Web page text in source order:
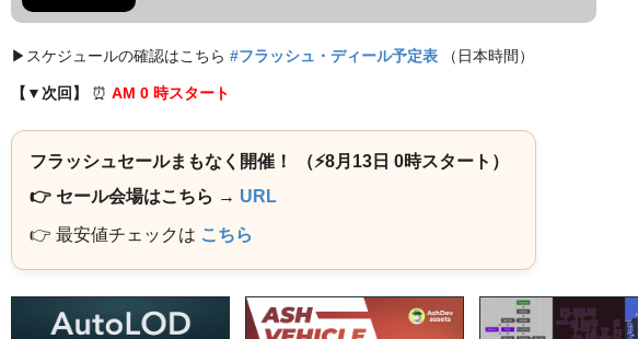
▶︎スケジュールの確認はこちら #フラッシュ・ディール予定表 （日本時間）
【▼次回】 ⏰️ AM 0 時スタート
フラッシュセールまもなく開催！ （⚡️8月13日 0時スタート）
👉 セール会場はこちら → URL
👉 最安値チェックは こちら